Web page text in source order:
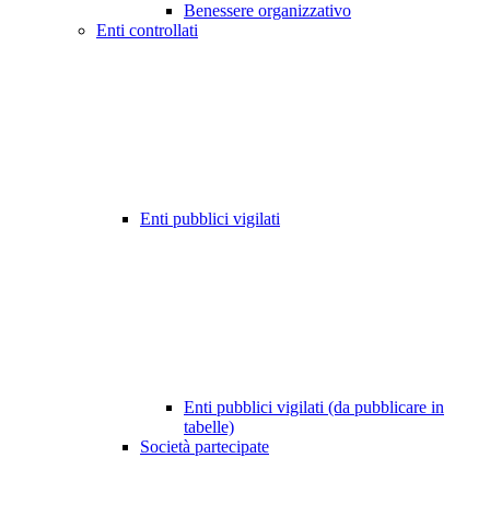
Benessere organizzativo
Enti controllati
Enti pubblici vigilati
Enti pubblici vigilati (da pubblicare in
tabelle)
Società partecipate